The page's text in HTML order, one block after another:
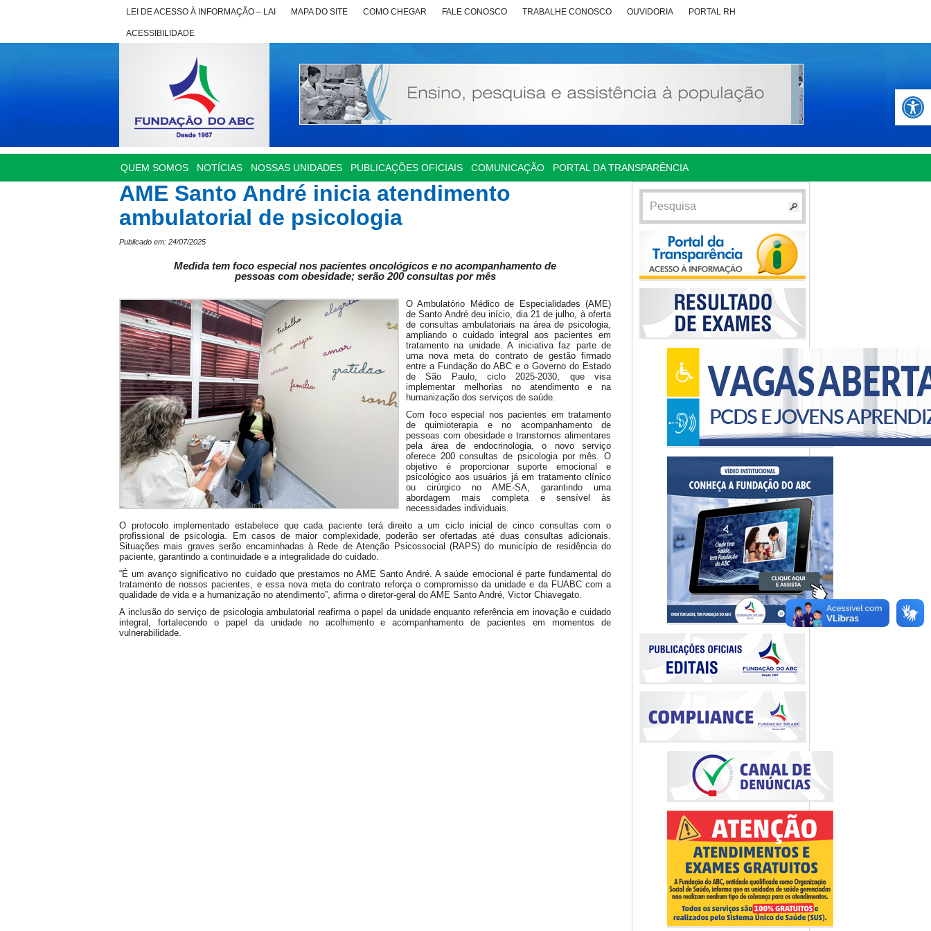
Abrir
LEI DE ACESSO À INFORMAÇÃO – LAI MAPA DO SITE COMO CHEGAR FALE CONOSCO TRABALHE CONOSCO OUVIDORIA PORTAL RH
ACESSIBILIDADE
QUEM SOMOS NOTÍCIAS NOSSAS UNIDADES PUBLICAÇÕES OFICIAIS COMUNICAÇÃO PORTAL DA TRANSPARÊNCIA
AME Santo André inicia atendimento
ambulatorial de psicologia
Publicado em: 24/07/2025
Medida tem foco especial nos pacientes oncológicos e no acompanhamento de
pessoas com obesidade; serão 200 consultas por mês
O Ambulatório Médico de Especialidades (AME)
de Santo André deu início, dia 21 de julho, à oferta
de consultas ambulatoriais na área de psicologia,
ampliando o cuidado integral aos pacientes em
tratamento na unidade. A iniciativa faz parte de
uma nova meta do contrato de gestão firmado
entre a Fundação do ABC e o Governo do Estado
de São Paulo, ciclo 2025-2030, que visa
implementar melhorias no atendimento e na
humanização dos serviços de saúde.
Com foco especial nos pacientes em tratamento
de quimioterapia e no acompanhamento de
pessoas com obesidade e transtornos alimentares
pela área de endocrinologia, o novo serviço
oferece 200 consultas de psicologia por mês. O
objetivo é proporcionar suporte emocional e
psicológico aos usuários já em tratamento clínico
ou cirúrgico no AME-SA, garantindo uma
abordagem mais completa e sensível às
necessidades individuais.
O protocolo implementado estabelece que cada paciente terá direito a um ciclo inicial de cinco consultas com o
profissional de psicologia. Em casos de maior complexidade, poderão ser ofertadas até duas consultas adicionais.
Situações mais graves serão encaminhadas à Rede de Atenção Psicossocial (RAPS) do município de residência do
paciente, garantindo a continuidade e a integralidade do cuidado.
“É um avanço significativo no cuidado que prestamos no AME Santo André. A saúde emocional é parte fundamental do
tratamento de nossos pacientes, e essa nova meta do contrato reforça o compromisso da unidade e da FUABC com a
qualidade de vida e a humanização no atendimento”, afirma o diretor-geral do AME Santo André, Victor Chiavegato.
A inclusão do serviço de psicologia ambulatorial reafirma o papel da unidade enquanto referência em inovação e cuidado
integral, fortalecendo o papel da unidade no acolhimento e acompanhamento de pacientes em momentos de
vulnerabilidade.